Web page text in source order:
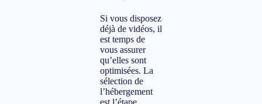
Si vous disposez
déjà de vidéos, il
est temps de
vous assurer
qu’elles sont
optimisées. La
sélection de
l’hébergement